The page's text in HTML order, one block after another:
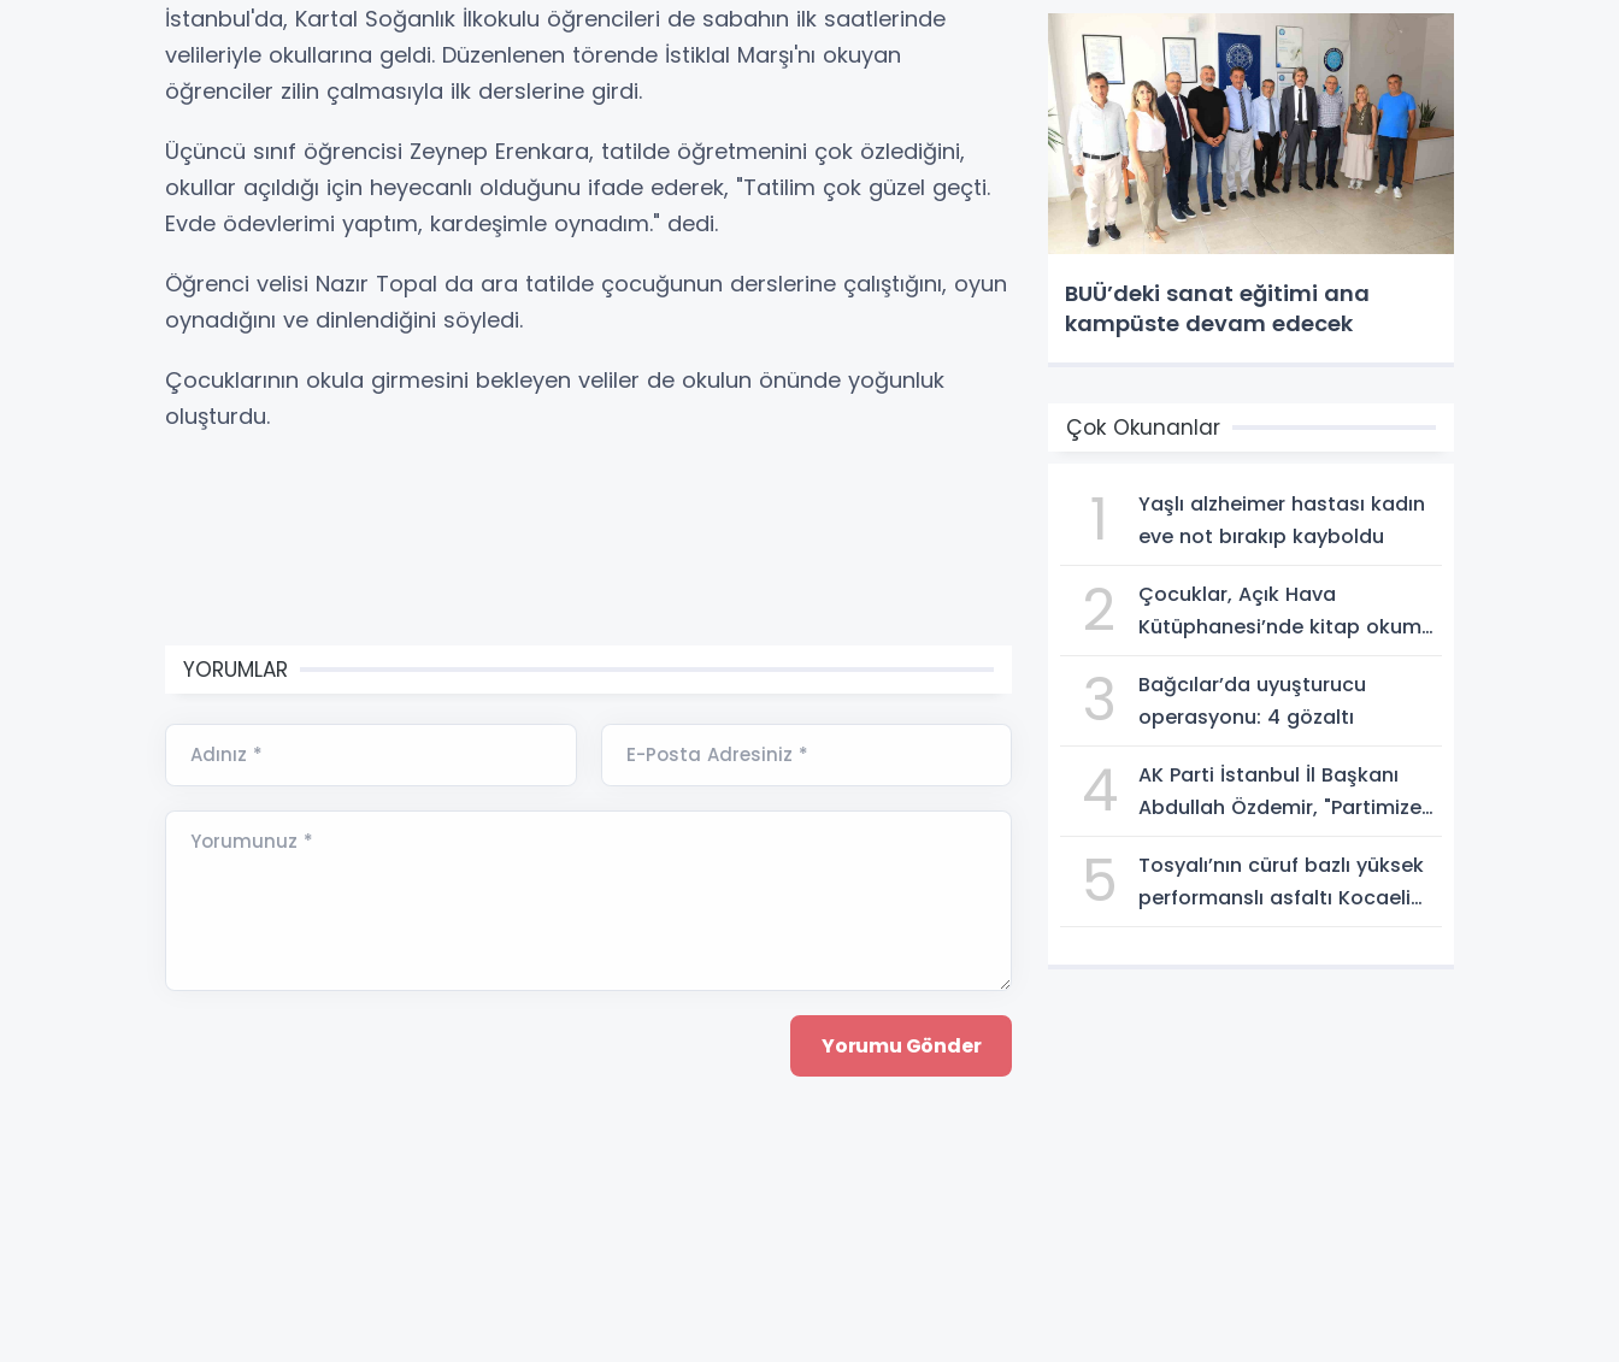
İstanbul'da, Kartal Soğanlık İlkokulu öğrencileri de sabahın ilk saatlerinde
velileriyle okullarına geldi. Düzenlenen törende İstiklal Marşı'nı okuyan
öğrenciler zilin çalmasıyla ilk derslerine girdi.
Üçüncü sınıf öğrencisi Zeynep Erenkara, tatilde öğretmenini çok özlediğini,
okullar açıldığı için heyecanlı olduğunu ifade ederek, "Tatilim çok güzel geçti.
Evde ödevlerimi yaptım, kardeşimle oynadım." dedi.
Öğrenci velisi Nazır Topal da ara tatilde çocuğunun derslerine çalıştığını, oyun
oynadığını ve dinlendiğini söyledi.
Çocuklarının okula girmesini bekleyen veliler de okulun önünde yoğunluk
oluşturdu.
YORUMLAR
Adınız * E-Posta Adresiniz *
Yorumunuz *
BUÜ’deki sanat eğitimi ana
kampüste devam edecek
Çok Okunanlar
1
Yaşlı alzheimer hastası kadın
eve not bırakıp kayboldu
2
Çocuklar, Açık Hava
Kütüphanesi’nde kitap okuma
3
Bağcılar’da uyuşturucu
operasyonu: 4 gözaltı
4
AK Parti İstanbul İl Başkanı
Abdullah Özdemir, "Partimize
değil, Türkiye’nin büyümesidir"
5
Tosyalı’nın cüruf bazlı yüksek
performanslı asfaltı Kocaeli